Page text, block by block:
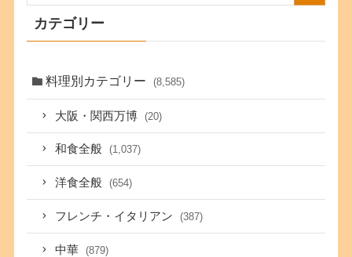
カテゴリー
料理別カテゴリー (8,585)
大阪・関西万博 (20)
和食全般 (1,037)
洋食全般 (654)
フレンチ・イタリアン (387)
中華 (879)